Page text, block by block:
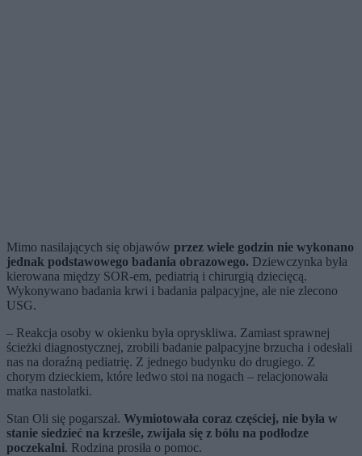
Mimo nasilających się objawów przez wiele godzin nie wykonano
jednak podstawowego badania obrazowego. Dziewczynka była
kierowana między SOR-em, pediatrią i chirurgią dziecięcą.
Wykonywano badania krwi i badania palpacyjne, ale nie zlecono
USG.
– Reakcja osoby w okienku była opryskliwa. Zamiast sprawnej
ścieżki diagnostycznej, zrobili badanie palpacyjne brzucha i odesłali
nas na doraźną pediatrię. Z jednego budynku do drugiego. Z
chorym dzieckiem, które ledwo stoi na nogach – relacjonowała
matka nastolatki.
Stan Oli się pogarszał. Wymiotowała coraz częściej, nie była w
stanie siedzieć na krześle, zwijała się z bólu na podłodze
poczekalni. Rodzina prosiła o pomoc.